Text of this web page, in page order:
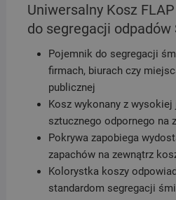
Uniwersalny Kosz
do segregacji odpadów
Pojemnik do segregacji
firmach, biurach czy
publicznej
Kosz wykonany z
sztucznego odpornego na
Pokrywa zapobiega
zapachów na zewnątrz
Kolorystka koszy
standardom segregacji